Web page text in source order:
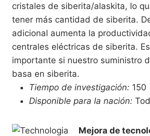
cristales de siberita/alaskita, lo
tener más cantidad de siberita.
adicional aumenta la
centrales eléctricas de siberita.
importante si nuestro suministro
basa en siberita.
Tiempo de investigación: 150
Disponible para la nación:
Mejora de